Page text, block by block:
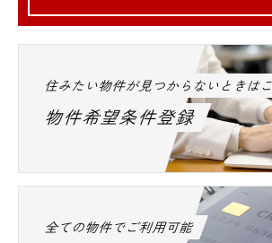
住みたい物件が見つからないときは
物件希望条件登録
全ての物件でご利用可能